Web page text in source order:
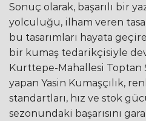
Sonuç olarak, başarılı bir
yolculuğu, ilham veren
bu tasarımları hayata
bir kumaş tedarikçisiyle
Kurttepe-Mahallesi Toptan
yapan Yasin Kumaşçılık,
standartları, hız ve stok
sezonundaki başarısını